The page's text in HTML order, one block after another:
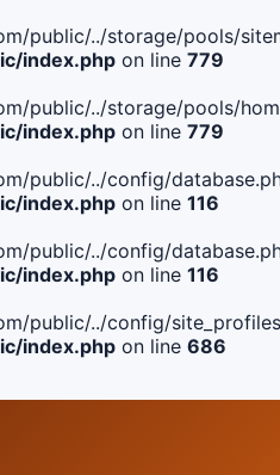
public/../storage/pools/
index.php on line 779
public/../storage/pools/
index.php on line 779
public/../config/
index.php on line 116
public/../config/
index.php on line 116
public/../config/
index.php on line 686